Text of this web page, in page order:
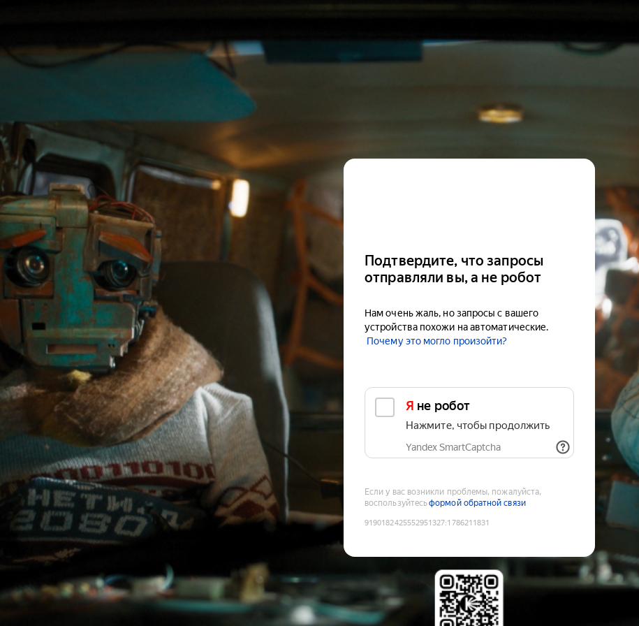
Подтвердите, что запросы
отправляли вы, а не робот
Нам очень жаль, но запросы с вашего
устройства похожи на автоматические.
Почему это могло произойти?
Я не робот
Нажмите, чтобы продолжить
Yandex SmartCaptcha
Если у вас возникли проблемы, пожалуйста,
воспользуйтесьформой обратной связи
9190182425552951327:1786211831